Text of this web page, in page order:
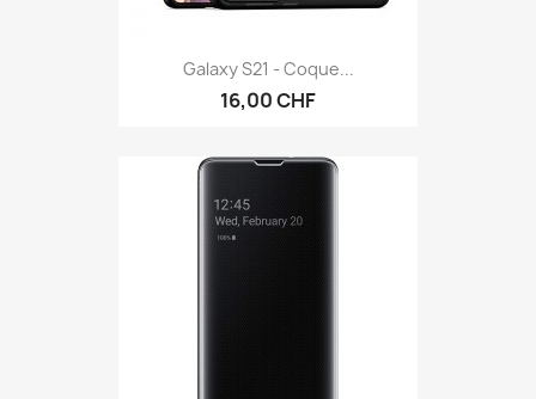
Galaxy S21 - Coque...
16,00 CHF